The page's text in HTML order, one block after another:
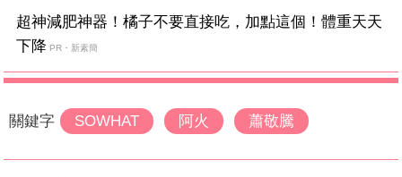
超神減肥神器！橘子不要直接吃，加點這個！體重天天
下降 PR・新素簡
關鍵字 SOWHAT 阿火 蕭敬騰